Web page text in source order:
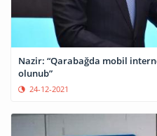
Nazir: “Qarabağda mobil
olunub”
24-12-2021